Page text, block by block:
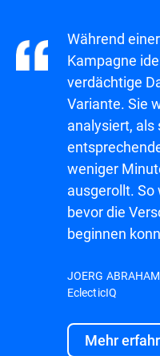
Während
Kampagne
verdächtige
Variante. Sie
analysiert, als
weniger
ausgerollt.
bevor die
beginnen
JOERG
EclecticIQ
Mehr